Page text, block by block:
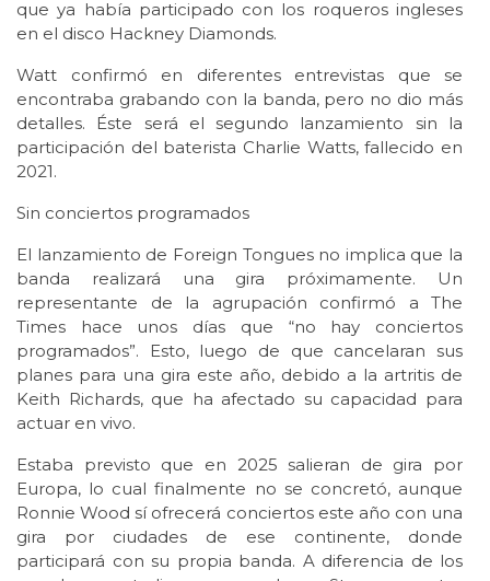
que ya había participado con los roqueros ingleses
en el disco Hackney Diamonds.
Watt confirmó en diferentes entrevistas que se
encontraba grabando con la banda, pero no dio más
detalles. Éste será el segundo lanzamiento sin la
participación del baterista Charlie Watts, fallecido en
2021.
Sin conciertos programados
El lanzamiento de Foreign Tongues no implica que la
banda realizará una gira próximamente. Un
representante de la agrupación confirmó a The
Times hace unos días que “no hay conciertos
programados”. Esto, luego de que cancelaran sus
planes para una gira este año, debido a la artritis de
Keith Richards, que ha afectado su capacidad para
actuar en vivo.
Estaba previsto que en 2025 salieran de gira por
Europa, lo cual finalmente no se concretó, aunque
Ronnie Wood sí ofrecerá conciertos este año con una
gira por ciudades de ese continente, donde
participará con su propia banda. A diferencia de los